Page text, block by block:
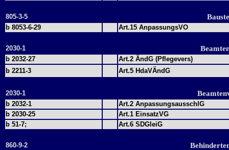
805-3-5
b 8053-6-29 Art.15 AnpassungsVO
2030-1
b 2032-27
Art.2 ÄndG (Pflegevers)
b 2211-3
Art.5 HdaVÄndG
2030-1
b 2032-1
Art.2 AnpassungsausschlG
b 2030-25
Art.1 EinsatzVG
b 51-7;
Art.6 SDGleiG
860-9-2